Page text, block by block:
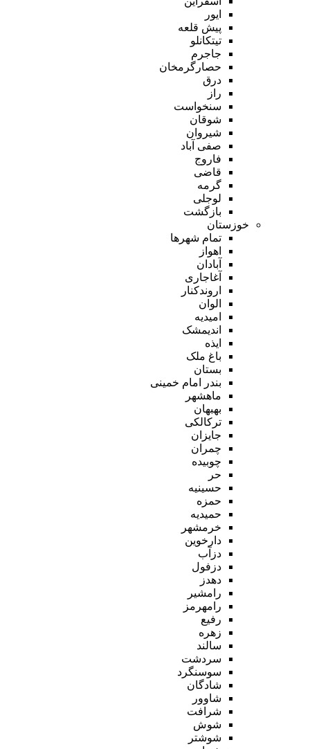
ایور
پیش قلعه
تیتکانلو
جاجرم
حصارگرمخان
درق
راز
سنخواست
شوقان
شیروان
صفی آباد
فاروج
قاضی
گرمه
لوجلی
بازگشت
خوزستان
تمام شهر‌ها
اهواز
آبادان
آغاجاری
اروندکنار
الوان
امیدیه
اندیمشک
ایذه
باغ ملک
بستان
بندر امام خمینی
ماهشهر
بهبهان
ترکالکی
جایزان
چمران
چوبیده
حر
حسینیه
حمزه
حمیدیه
خرمشهر
دارخوین
دزآب
دزفول
دهدز
رامشیر
رامهرمز
رفیع
زهره
سالند
سردشت
سوسنگرد
شادگان
شاوور
شرافت
شوش
شوشتر